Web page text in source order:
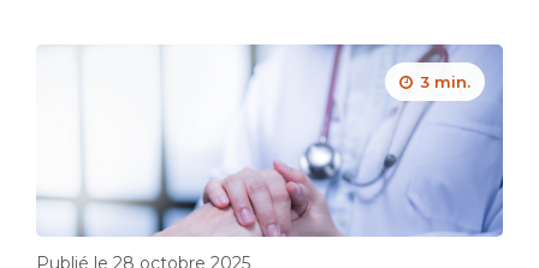
3 min.
Publié le 28 octobre 2025